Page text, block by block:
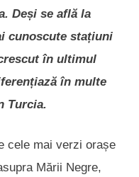
Deși se află la
cunoscute stațiuni
în ultimul
în multe
Turcia.
cele mai verzi orașe
Mării Negre,